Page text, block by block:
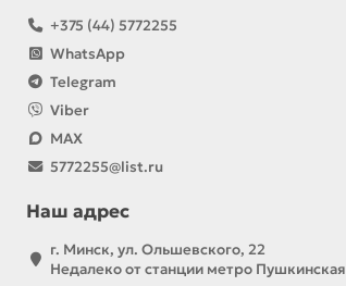
+375 (44) 5772255
WhatsApp
Telegram
Viber
MAX
5772255@list.ru
Наш адрес
г. Минск, ул. Ольшевского, 22
Недалеко от станции метро Пушкинская